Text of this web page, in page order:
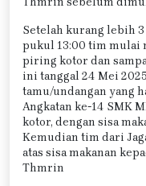
Setelah kurang lebih
pukul 13:00 tim mulai
piring kotor dan
ini tanggal 24 Mei
tamu/undangan yang
Angkatan ke-14 SMK
kotor, dengan sisa
Kemudian tim dari
atas sisa makanan
Thmrin